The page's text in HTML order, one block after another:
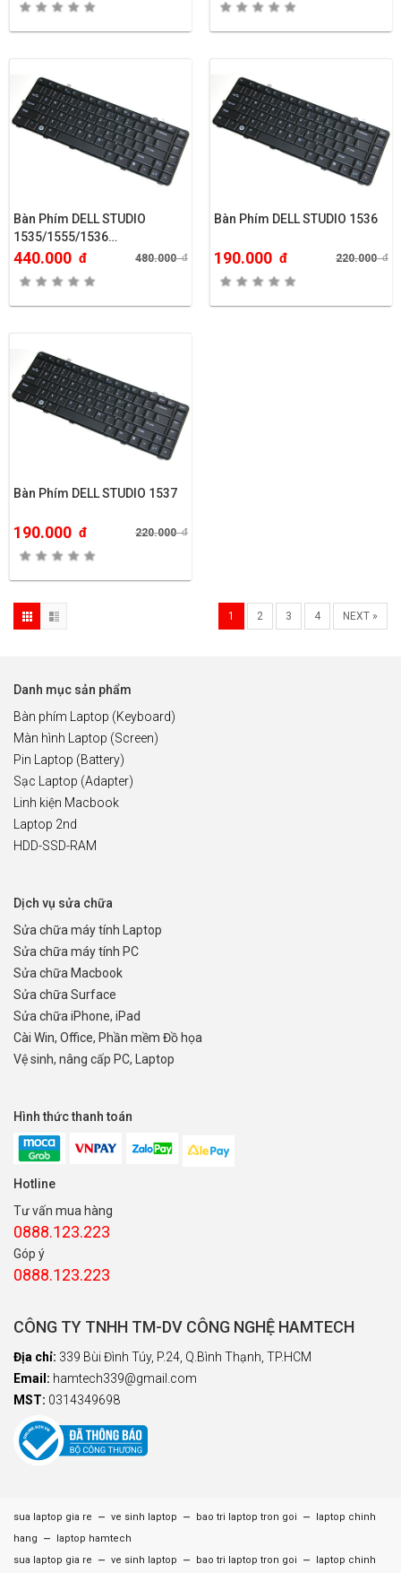
Bàn Phím DELL STUDIO
1535/1555/1536…
440.000 đ 480.000đ
Bàn Phím DELL STUDIO 1536
190.000 đ 220.000đ
Bàn Phím DELL STUDIO 1537
190.000 đ 220.000đ
1 2 3 4 NEXT »
Danh mục sản phẩm
Bàn phím Laptop (Keyboard)
Màn hình Laptop (Screen)
Pin Laptop (Battery)
Sạc Laptop (Adapter)
Linh kiện Macbook
Laptop 2nd
HDD-SSD-RAM
Dịch vụ sửa chữa
Sửa chữa máy tính Laptop
Sửa chữa máy tính PC
Sửa chữa Macbook
Sửa chữa Surface
Sửa chữa iPhone, iPad
Cài Win, Office, Phần mềm Đồ họa
Vệ sinh, nâng cấp PC, Laptop
Hình thức thanh toán
Hotline
Tư vấn mua hàng
0888.123.223
Góp ý
0888.123.223
CÔNG TY TNHH TM-DV CÔNG NGHỆ HAMTECH
Địa chỉ: 339 Bùi Đình Túy, P.24, Q.Bình Thạnh, TP.HCM
Email: hamtech339@gmail.com
MST: 0314349698
sua laptop gia re – ve sinh laptop – bao tri laptop tron goi –
laptop chinh
hang
–
laptop hamtech
sua laptop gia re
– ve sinh laptop – bao tri laptop tron goi – laptop chinh